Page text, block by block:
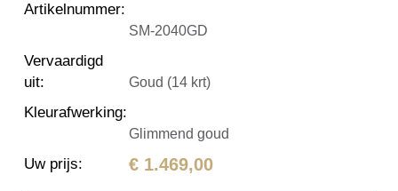
Artikelnummer:
SM-2040GD
Vervaardigd
uit: Goud (14 krt)
Kleurafwerking:
Glimmend goud
Uw prijs: € 1.469,00